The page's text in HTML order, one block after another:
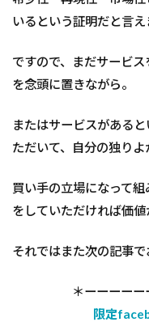
いるという証明だと言え
ですので、まだサービ
を念頭に置きながら。
またはサービスがある
ただいて、自分の独りよ
買い手の立場になって
をしていただければ価値
それではまた次の記事で
＊ーーーー
限定